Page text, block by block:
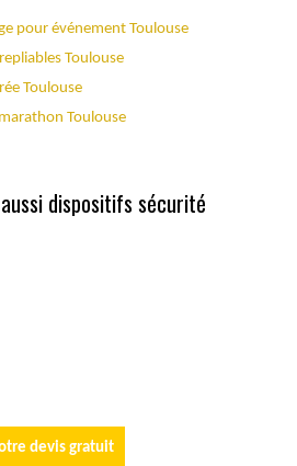
pour événement Toulouse
Toulouse
Toulouse
Toulouse
dispositifs sécurité
devis gratuit